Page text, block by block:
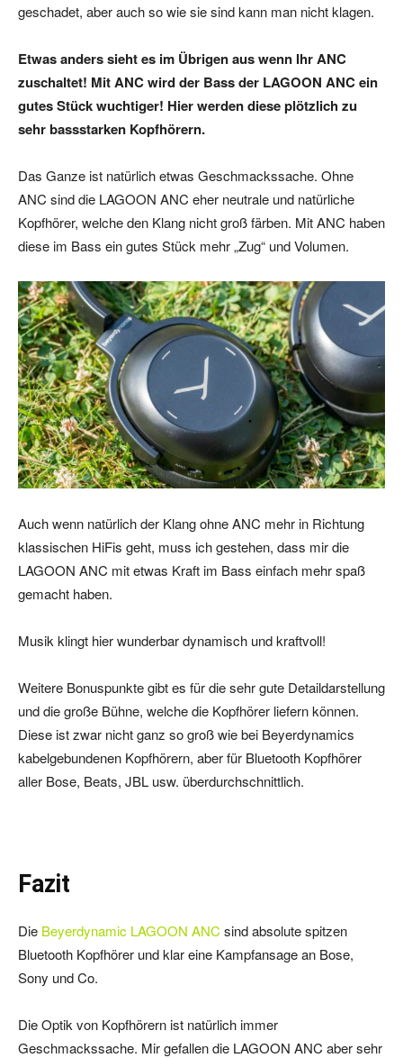
geschadet, aber auch so wie sie sind kann man nicht klagen.
Etwas anders sieht es im Übrigen aus wenn Ihr ANC
zuschaltet! Mit ANC wird der Bass der LAGOON ANC ein
gutes Stück wuchtiger! Hier werden diese plötzlich zu
sehr bassstarken Kopfhörern.
Das Ganze ist natürlich etwas Geschmackssache. Ohne
ANC sind die LAGOON ANC eher neutrale und natürliche
Kopfhörer, welche den Klang nicht groß färben. Mit ANC haben
diese im Bass ein gutes Stück mehr „Zug“ und Volumen.
Auch wenn natürlich der Klang ohne ANC mehr in Richtung
klassischen HiFis geht, muss ich gestehen, dass mir die
LAGOON ANC mit etwas Kraft im Bass einfach mehr spaß
gemacht haben.
Musik klingt hier wunderbar dynamisch und kraftvoll!
Weitere Bonuspunkte gibt es für die sehr gute Detaildarstellung
und die große Bühne, welche die Kopfhörer liefern können.
Diese ist zwar nicht ganz so groß wie bei Beyerdynamics
kabelgebundenen Kopfhörern, aber für Bluetooth Kopfhörer
aller Bose, Beats, JBL usw. überdurchschnittlich.
Fazit
Die Beyerdynamic LAGOON ANC sind absolute spitzen
Bluetooth Kopfhörer und klar eine Kampfansage an Bose,
Sony und Co.
Die Optik von Kopfhörern ist natürlich immer
Geschmackssache. Mir gefallen die LAGOON ANC aber sehr